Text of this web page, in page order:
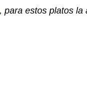
, para estos platos la